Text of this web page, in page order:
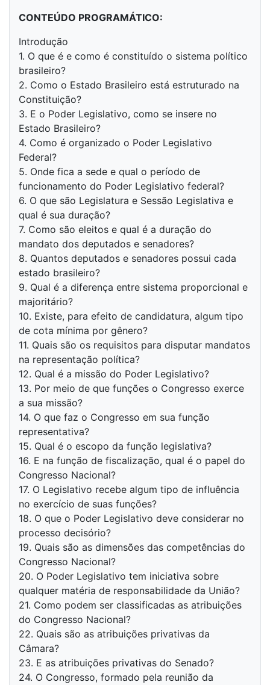
CONTEÚDO PROGRAMÁTICO:
Introdução
1. O que é e como é constituído o sistema político
brasileiro?
2. Como o Estado Brasileiro está estruturado na
Constituição?
3. E o Poder Legislativo, como se insere no
Estado Brasileiro?
4. Como é organizado o Poder Legislativo
Federal?
5. Onde fica a sede e qual o período de
funcionamento do Poder Legislativo federal?
6. O que são Legislatura e Sessão Legislativa e
qual é sua duração?
7. Como são eleitos e qual é a duração do
mandato dos deputados e senadores?
8. Quantos deputados e senadores possui cada
estado brasileiro?
9. Qual é a diferença entre sistema proporcional e
majoritário?
10. Existe, para efeito de candidatura, algum tipo
de cota mínima por gênero?
11. Quais são os requisitos para disputar mandatos
na representação política?
12. Qual é a missão do Poder Legislativo?
13. Por meio de que funções o Congresso exerce
a sua missão?
14. O que faz o Congresso em sua função
representativa?
15. Qual é o escopo da função legislativa?
16. E na função de fiscalização, qual é o papel do
Congresso Nacional?
17. O Legislativo recebe algum tipo de influência
no exercício de suas funções?
18. O que o Poder Legislativo deve considerar no
processo decisório?
19. Quais são as dimensões das competências do
Congresso Nacional?
20. O Poder Legislativo tem iniciativa sobre
qualquer matéria de responsabilidade da União?
21. Como podem ser classificadas as atribuições
do Congresso Nacional?
22. Quais são as atribuições privativas da
Câmara?
23. E as atribuições privativas do Senado?
24. O Congresso, formado pela reunião da